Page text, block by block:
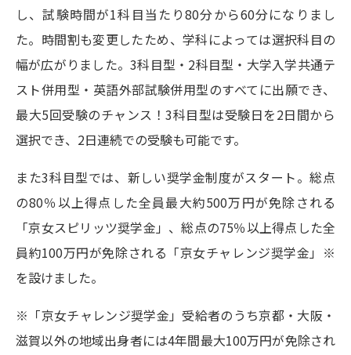
し、試験時間が1科目当たり80分から60分になりまし
た。時間割も変更したため、学科によっては選択科目の
幅が広がりました。3科目型・2科目型・大学入学共通テ
スト併用型・英語外部試験併用型のすべてに出願でき、
最大5回受験のチャンス！3科目型は受験日を2日間から
選択でき、2日連続での受験も可能です。
また3科目型では、新しい奨学金制度がスタート。総点
の80％以上得点した全員最大約500万円が免除される
「京女スピリッツ奨学金」、総点の75％以上得点した全
員約100万円が免除される「京女チャレンジ奨学金」※
を設けました。
※「京女チャレンジ奨学金」受給者のうち京都・大阪・
滋賀以外の地域出身者には4年間最大100万円が免除され